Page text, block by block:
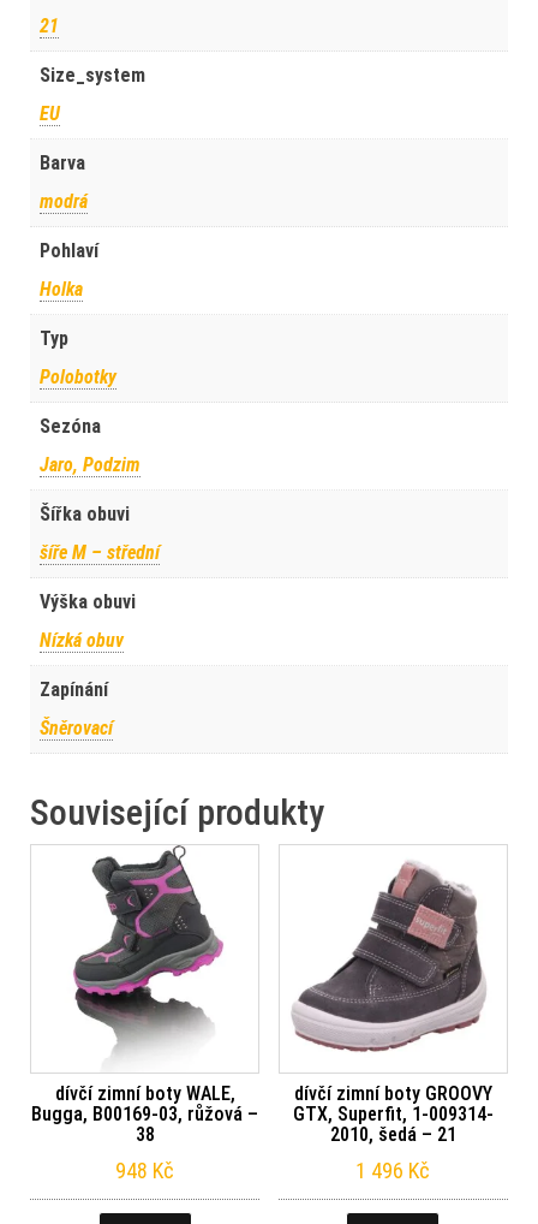
21
Size_system
EU
Barva
modrá
Pohlaví
Holka
Typ
Polobotky
Sezóna
Jaro, Podzim
Šířka obuvi
šíře M – střední
Výška obuvi
Nízká obuv
Zapínání
Šněrovací
Související produkty
dívčí zimní boty WALE,
Bugga, B00169-03, růžová –
38
948 Kč
dívčí zimní boty GROOVY
GTX, Superfit, 1-009314-
2010, šedá – 21
1 496 Kč